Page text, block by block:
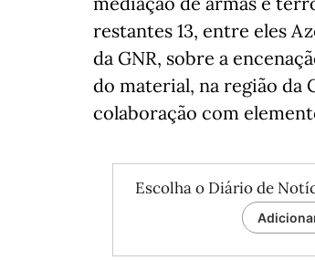
restantes 13, entre eles
da GNR, sobre a
do material, na região da
colaboração com
Escolha o Diário de